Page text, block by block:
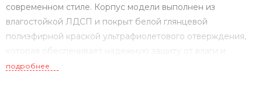
современном стиле. Корпус модели выполнен из
влагостойкой ЛДСП и покрыт белой глянцевой
полиэфирной краской ультрафиолетового отверждения,
которая обеспечивает надежную защиту от влаги и
износостойкость. Фасады с зеркальным покрытием
подробнее